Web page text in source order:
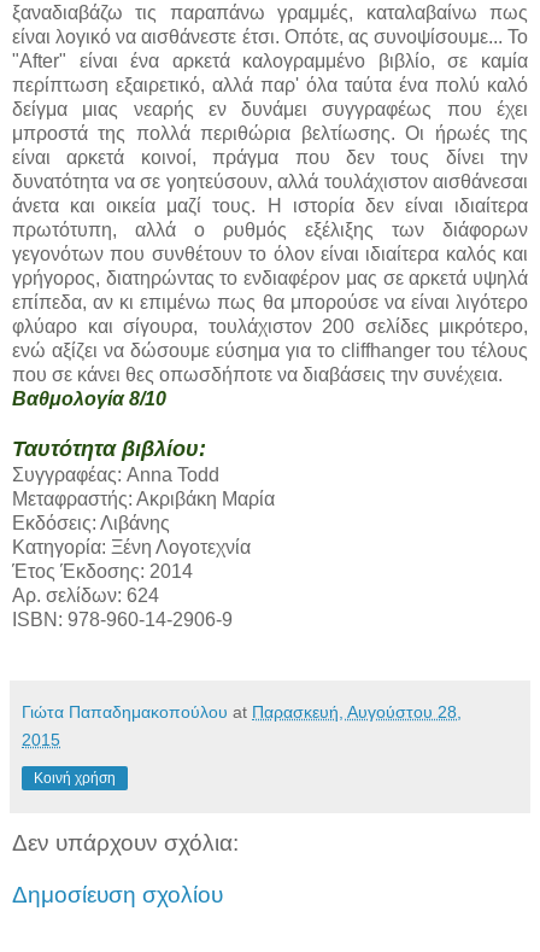
ξαναδιαβάζω τις παραπάνω γραμμές, καταλαβαίνω πως
είναι λογικό να αισθάνεστε έτσι. Οπότε, ας συνοψίσουμε... Το
"After" είναι ένα αρκετά καλογραμμένο βιβλίο, σε καμία
περίπτωση εξαιρετικό, αλλά παρ' όλα ταύτα ένα πολύ καλό
δείγμα μιας νεαρής εν δυνάμει συγγραφέως που έχει
μπροστά της πολλά περιθώρια βελτίωσης. Οι ήρωές της
είναι αρκετά κοινοί, πράγμα που δεν τους δίνει την
δυνατότητα να σε γοητεύσουν, αλλά τουλάχιστον αισθάνεσαι
άνετα και οικεία μαζί τους. Η ιστορία δεν είναι ιδιαίτερα
πρωτότυπη, αλλά ο ρυθμός εξέλιξης των διάφορων
γεγονότων που συνθέτουν το όλον είναι ιδιαίτερα καλός και
γρήγορος, διατηρώντας το ενδιαφέρον μας σε αρκετά υψηλά
επίπεδα, αν κι επιμένω πως θα μπορούσε να είναι λιγότερο
φλύαρο και σίγουρα, τουλάχιστον 200 σελίδες μικρότερο,
ενώ αξίζει να δώσουμε εύσημα για το cliffhanger του τέλους
που σε κάνει θες οπωσδήποτε να διαβάσεις την συνέχεια.
Βαθμολογία 8/10
Ταυτότητα βιβλίου:
Συγγραφέας: Anna Todd
Μεταφραστής: Ακριβάκη Μαρία
Εκδόσεις: Λιβάνης
Κατηγορία: Ξένη Λογοτεχνία
Έτος Έκδοσης: 2014
Αρ. σελίδων: 624
ISBN: 978-960-14-2906-9
Γιώτα Παπαδημακοπούλου at Παρασκευή, Αυγούστου 28,
2015
Κοινή χρήση
Δεν υπάρχουν σχόλια:
Δημοσίευση σχολίου